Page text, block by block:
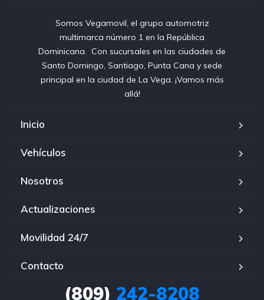
Somos Vegamovil, el grupo automotriz
multimarca número 1 en la República
Dominicana⁣. ⁣ Con sucursales en las ciudades de
Santo Domingo, Santiago, Punta Cana y sede
principal en la ciudad de La Vega. ¡Vamos más
allá!
Inicio
Vehículos
Nosotros
Actualizaciones
Movilidad 24/7
Contacto
(809) 242-8208